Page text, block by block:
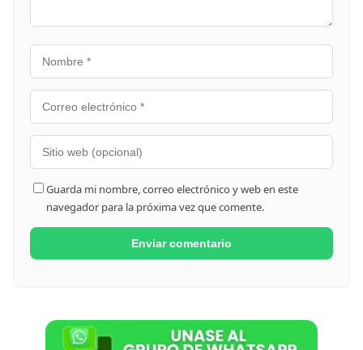
Guarda mi nombre, correo electrónico y web en este
navegador para la próxima vez que comente.